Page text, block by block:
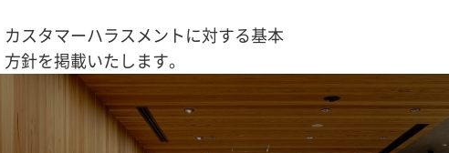
カスタマーハラスメントに対する基本
方針を掲載いたします。